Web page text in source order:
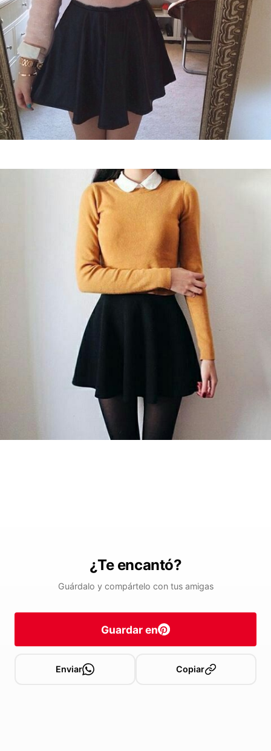
¿Te encantó?
Guárdalo y compártelo con tus amigas
Guardar en
Enviar Copiar